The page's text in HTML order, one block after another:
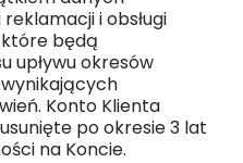
i obsługi
będą
upływu okresów
Konto Klienta
po okresie 3 lat
na Koncie.